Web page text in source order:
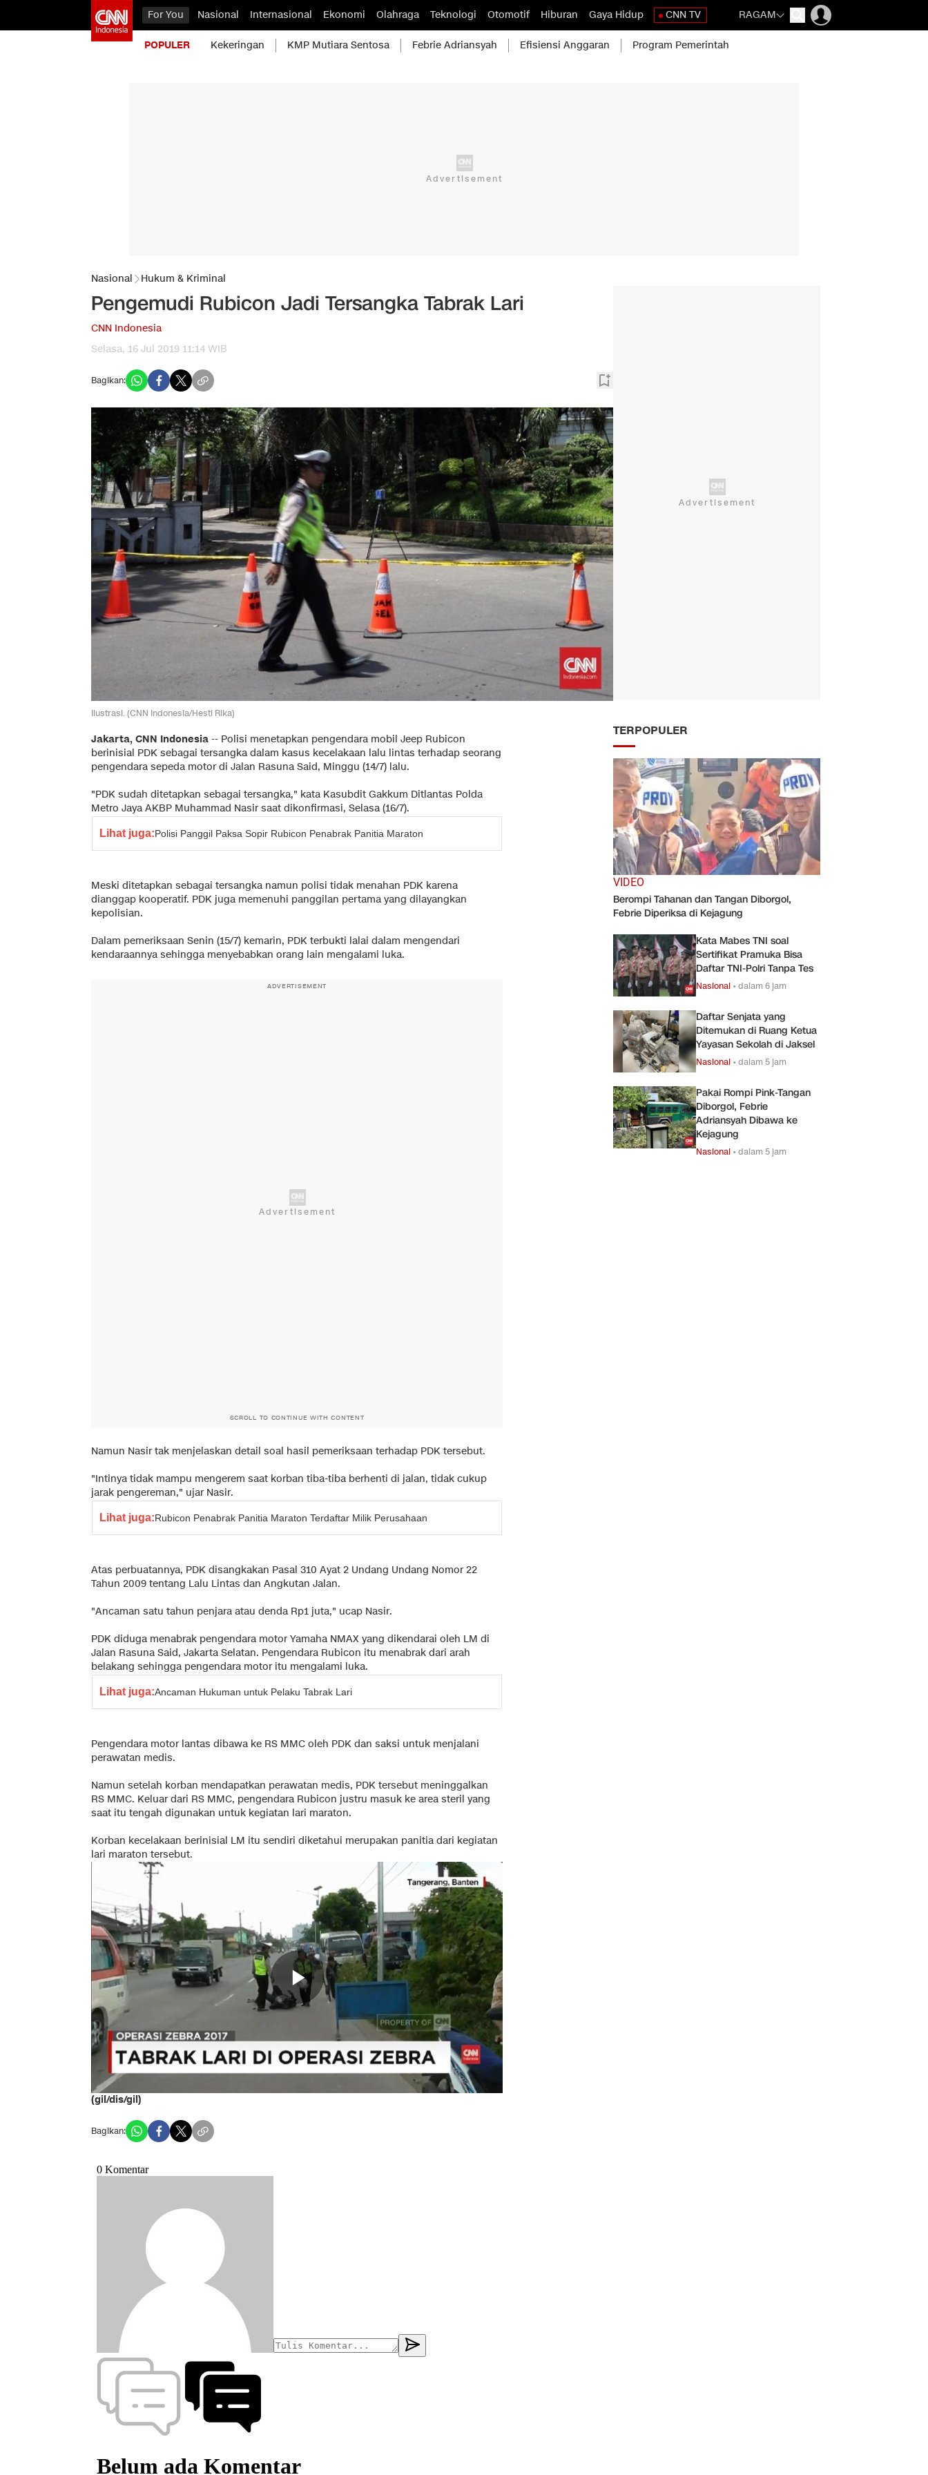
For You Nasional Internasional Ekonomi Olahraga Teknologi Otomotif Hiburan Gaya Hidup CNN TV RAGAM
POPULER Kekeringan KMP Mutiara Sentosa Febrie Adriansyah Efisiensi Anggaran Program Pemerintah
Nasional Hukum & Kriminal
Pengemudi Rubicon Jadi Tersangka Tabrak Lari
CNN Indonesia
Selasa, 16 Jul 2019 11:14 WIB
Bagikan:
Ilustrasi. (CNN Indonesia/Hesti Rika)
Jakarta, CNN Indonesia -- Polisi menetapkan pengendara mobil Jeep Rubicon
berinisial PDK sebagai tersangka dalam kasus kecelakaan lalu lintas terhadap seorang
pengendara sepeda motor di Jalan Rasuna Said, Minggu (14/7) lalu.
"PDK sudah ditetapkan sebagai tersangka," kata Kasubdit Gakkum Ditlantas Polda
Metro Jaya AKBP Muhammad Nasir saat dikonfirmasi, Selasa (16/7).
Lihat juga:Polisi Panggil Paksa Sopir Rubicon Penabrak Panitia Maraton
Meski ditetapkan sebagai tersangka namun polisi tidak menahan PDK karena
dianggap kooperatif. PDK juga memenuhi panggilan pertama yang dilayangkan
kepolisian.
Dalam pemeriksaan Senin (15/7) kemarin, PDK terbukti lalai dalam mengendari
kendaraannya sehingga menyebabkan orang lain mengalami luka.
ADVERTISEMENT
SCROLL TO CONTINUE WITH CONTENT
Namun Nasir tak menjelaskan detail soal hasil pemeriksaan terhadap PDK tersebut.
"Intinya tidak mampu mengerem saat korban tiba-tiba berhenti di jalan, tidak cukup
jarak pengereman," ujar Nasir.
Lihat juga:Rubicon Penabrak Panitia Maraton Terdaftar Milik Perusahaan
Atas perbuatannya, PDK disangkakan Pasal 310 Ayat 2 Undang Undang Nomor 22
Tahun 2009 tentang Lalu Lintas dan Angkutan Jalan.
"Ancaman satu tahun penjara atau denda Rp1 juta," ucap Nasir.
PDK diduga menabrak pengendara motor Yamaha NMAX yang dikendarai oleh LM di
Jalan Rasuna Said, Jakarta Selatan. Pengendara Rubicon itu menabrak dari arah
belakang sehingga pengendara motor itu mengalami luka.
Lihat juga:Ancaman Hukuman untuk Pelaku Tabrak Lari
Pengendara motor lantas dibawa ke RS MMC oleh PDK dan saksi untuk menjalani
perawatan medis.
Namun setelah korban mendapatkan perawatan medis, PDK tersebut meninggalkan
RS MMC. Keluar dari RS MMC, pengendara Rubicon justru masuk ke area steril yang
saat itu tengah digunakan untuk kegiatan lari maraton.
Korban kecelakaan berinisial LM itu sendiri diketahui merupakan panitia dari kegiatan
lari maraton tersebut.
(gil/dis/gil)
Bagikan:
TERPOPULER
VIDEO
Berompi Tahanan dan Tangan Diborgol,
Febrie Diperiksa di Kejagung
Kata Mabes TNI soal
Sertifikat Pramuka Bisa
Daftar TNI-Polri Tanpa Tes
Nasional •dalam 6 jam
Daftar Senjata yang
Ditemukan di Ruang Ketua
Yayasan Sekolah di Jaksel
Nasional •dalam 5 jam
Pakai Rompi Pink-Tangan
Diborgol, Febrie
Adriansyah Dibawa ke
Kejagung
Nasional •dalam 5 jam